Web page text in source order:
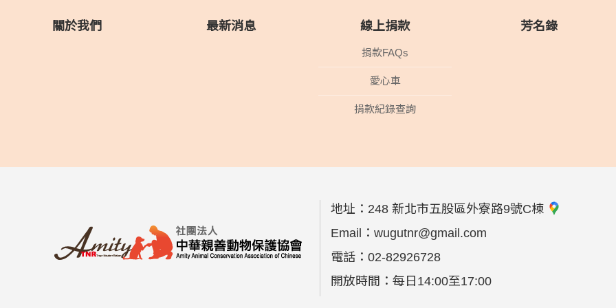
關於我們 最新消息 線上捐款
捐款FAQs
愛心車
捐款紀錄查詢
芳名錄
地址： 248 新北市五股區外寮路9號C棟
Email：wugutnr@gmail.com
電話：02-82926728
開放時間：每日14:00至17:00